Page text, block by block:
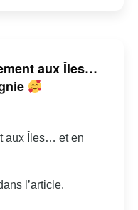
aux Îles…
aux Îles… et en
l’article.